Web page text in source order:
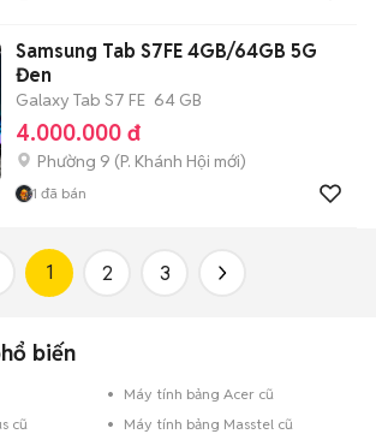
Samsung Tab S7FE 4GB/64GB 5G
Đen
Galaxy Tab S7 FE 64 GB
4.000.000 đ
Phường 9 (P. Khánh Hội mới)
1 đã bán
1 2 3
biến
Máy tính bảng Acer cũ
cũ
Máy tính bảng Masstel cũ